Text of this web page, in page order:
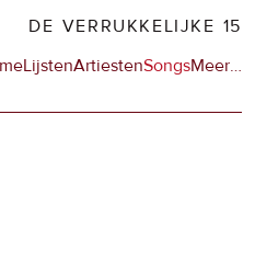
DE VERRUKKELIJKE 15
LijstenArtiestenSongsMeerop
…